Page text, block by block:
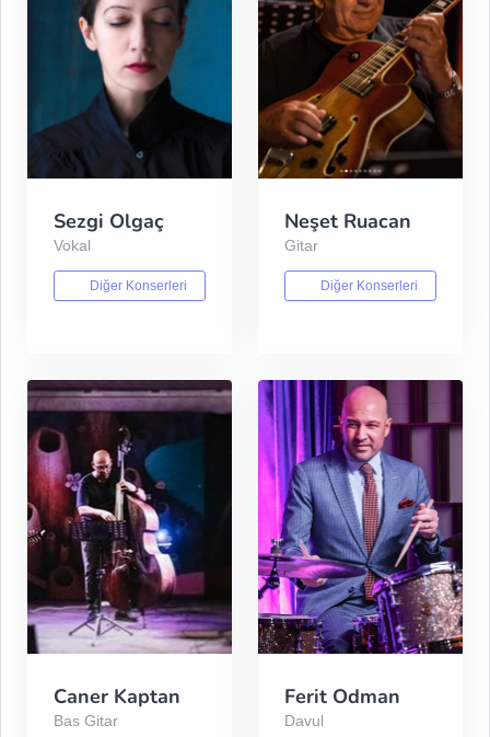
Sezgi Olgaç
Vokal
Diğer Konserleri
Neşet Ruacan
Gitar
Diğer Konserleri
Caner Kaptan
Bas Gitar
Ferit Odman
Davul